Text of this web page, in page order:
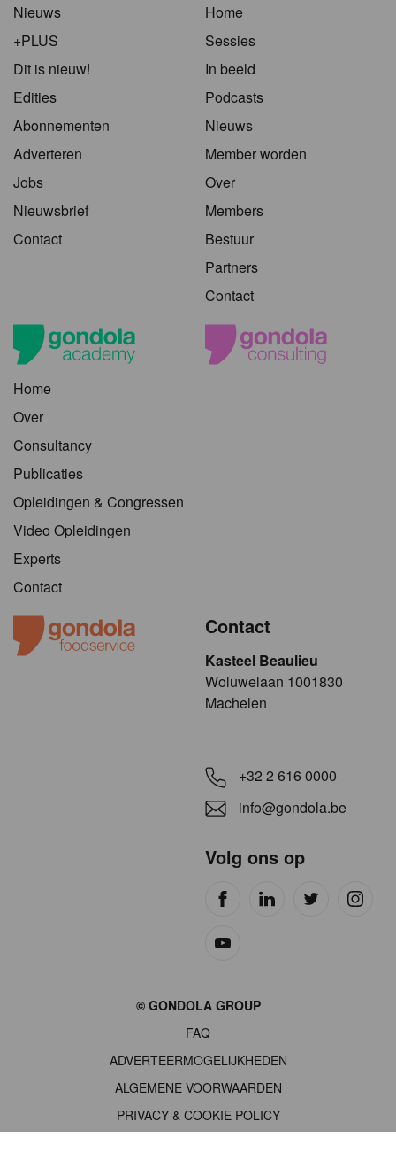
Nieuws
+PLUS
Dit is nieuw!
Edities
Abonnementen
Adverteren
Jobs
Nieuwsbrief
Contact
Home
Sessies
In beeld
Podcasts
Nieuws
Member worden
Over
Members
Bestuur
Partners
Contact
Home
Over
Consultancy
Publicaties
Opleidingen & Congressen
Video Opleidingen
Experts
Contact
Contact
Kasteel Beaulieu
​​​Woluwelaan 1001830
Machelen
+32 2 616 0000
info@gondola.be
Volg ons op
© GONDOLA GROUP
FAQ
ADVERTEERMOGELIJKHEDEN
ALGEMENE VOORWAARDEN
PRIVACY & COOKIE POLICY